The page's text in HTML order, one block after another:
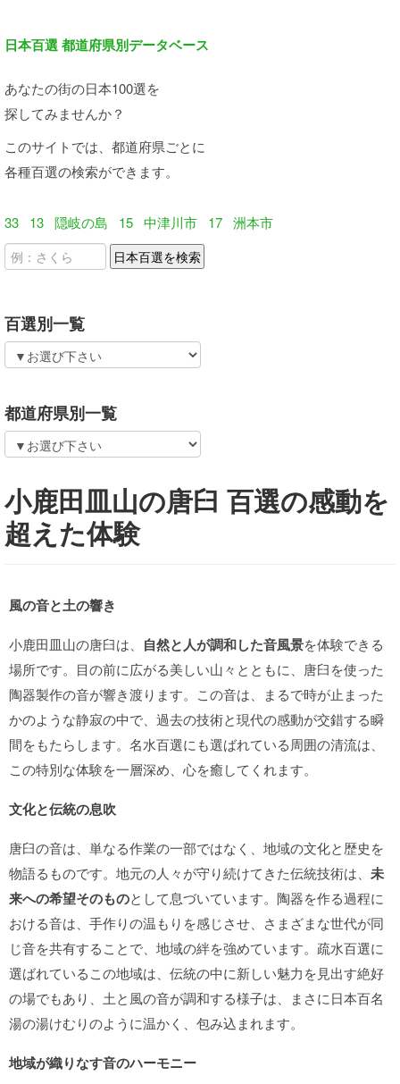
日本百選 都道府県別データベース
あなたの街の日本100選を
探してみませんか？
このサイトでは、都道府県ごとに
各種百選の検索ができます。
33 13 隠岐の島 15 中津川市 17 洲本市
百選別一覧
都道府県別一覧
小鹿田皿山の唐臼 百選の感動を
超えた体験
風の音と土の響き
小鹿田皿山の唐臼は、 自然と人が調和した音風景を体験できる
場所です。目の前に広がる美しい山々とともに、唐臼を使った
陶器製作の音が響き渡ります。この音は、まるで時が止まった
かのような静寂の中で、過去の技術と現代の感動が交錯する瞬
間をもたらします。名水百選にも選ばれている周囲の清流は、
この特別な体験を一層深め、心を癒してくれます。
文化と伝統の息吹
唐臼の音は、単なる作業の一部ではなく、地域の文化と歴史を
物語るものです。地元の人々が守り続けてきた伝統技術は、 未
来への希望そのものとして息づいています。陶器を作る過程に
おける音は、手作りの温もりを感じさせ、さまざまな世代が同
じ音を共有することで、地域の絆を強めています。疏水百選に
選ばれているこの地域は、伝統の中に新しい魅力を見出す絶好
の場でもあり、土と風の音が調和する様子は、まさに日本百名
湯の湯けむりのように温かく、包み込まれます。
地域が織りなす音のハーモニー